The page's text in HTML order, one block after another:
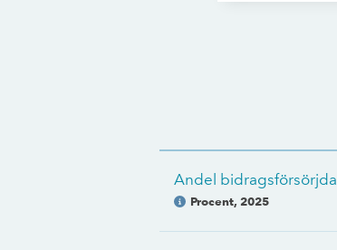
Andel bidragsförsörjda
Procent, 2025